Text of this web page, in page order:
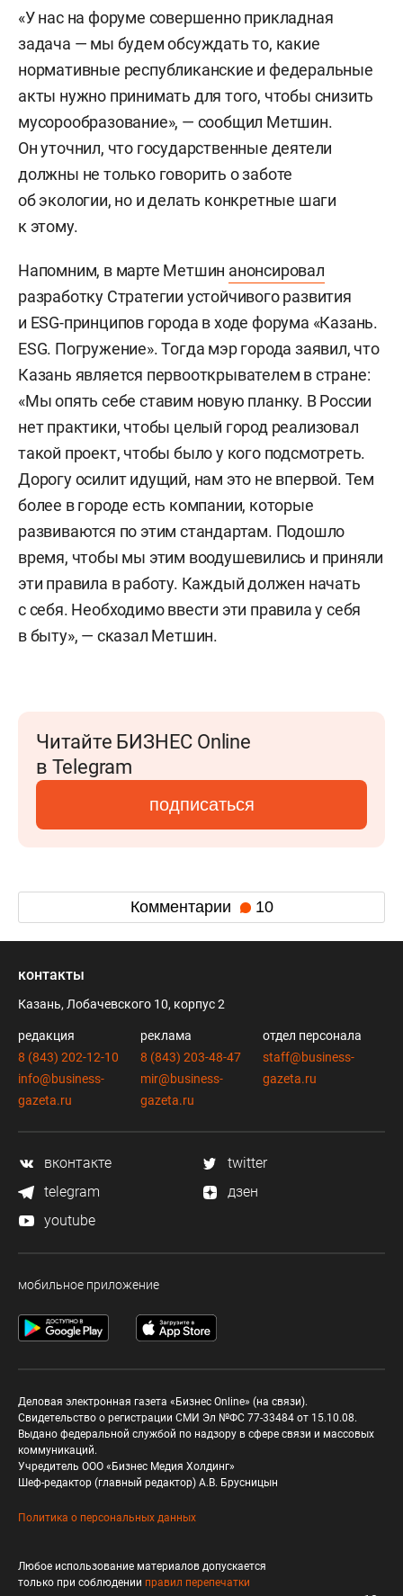
«У нас на форуме совершенно прикладная
задача — мы будем обсуждать то, какие
нормативные республиканские и федеральные
акты нужно принимать для того, чтобы снизить
мусорообразование», — сообщил Метшин.
Он уточнил, что государственные деятели
должны не только говорить о заботе
об экологии, но и делать конкретные шаги
к этому.
Напомним, в марте Метшин анонсировал
разработку Стратегии устойчивого развития
и ESG-принципов города в ходе форума «Казань.
ESG. Погружение». Тогда мэр города заявил, что
Казань является первооткрывателем в стране:
«Мы опять себе ставим новую планку. В России
нет практики, чтобы целый город реализовал
такой проект, чтобы было у кого подсмотреть.
Дорогу осилит идущий, нам это не впервой. Тем
более в городе есть компании, которые
развиваются по этим стандартам. Подошло
время, чтобы мы этим воодушевились и приняли
эти правила в работу. Каждый должен начать
с себя. Необходимо ввести эти правила у себя
в быту», — сказал Метшин.
Читайте БИЗНЕС Online
в Telegram
подписаться
Комментарии 10
контакты
Казань, Лобачевского 10, корпус 2
редакция
8 (843) 202-12-10
info@business-
gazeta.ru
реклама
8 (843) 203-48-47
mir@business-
gazeta.ru
отдел персонала
staff@business-
gazeta.ru
вконтакте
twitter
telegram
дзен
youtube
мобильное приложение
Деловая электронная газета «Бизнес Online» (на связи).
Свидетельство о регистрации СМИ Эл №ФС 77-33484 от 15.10.08.
Выдано федеральной службой по надзору в сфере связи и массовых
коммуникаций.
Учредитель ООО «Бизнес Медия Холдинг»
Шеф-редактор (главный редактор) А.В. Брусницын
Политика о персональных данных
Любое использование материалов допускается
только при соблюдении правил перепечатки